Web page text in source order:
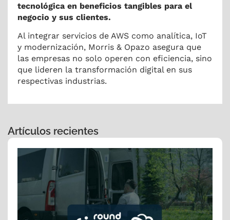
tecnológica en beneficios tangibles para el
negocio y sus clientes.
Al integrar servicios de AWS como analítica, IoT
y modernización, Morris & Opazo asegura que
las empresas no solo operen con eficiencia, sino
que lideren la transformación digital en sus
respectivas industrias.
Artículos recientes